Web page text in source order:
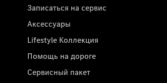
Записаться на сервис
Аксессуары
Lifestyle Коллекция
Помощь на дороге
Сервисный пакет